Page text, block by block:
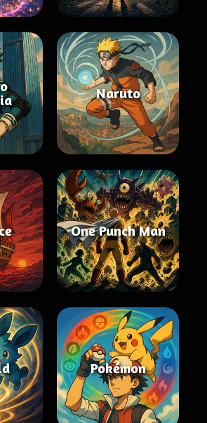
Naruto
One Punch Man
Pokémon